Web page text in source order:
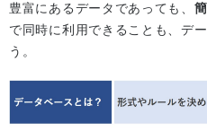
豊富にあるデータであっても、
で同時に利用できることも、デ
う。